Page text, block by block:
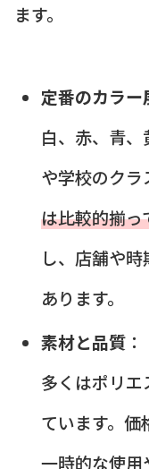
ます。
定番のカラー
白、赤、青
や学校のクラ
は比較的揃っ
し、店舗や
あります。
素材と品質：
多くはポリ
ています。価
一時的な使用